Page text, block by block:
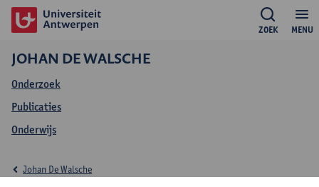
MENU
ZOEK
JOHAN DE WALSCHE
Onderzoek
Publicaties
Onderwijs
Johan De Walsche